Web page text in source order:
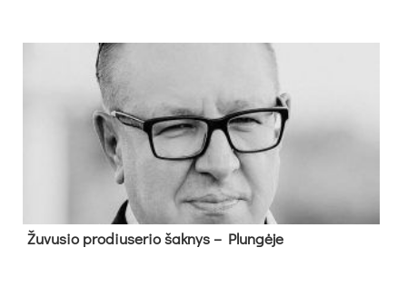
Žu­vu­sio pro­diu­se­rio šak­nys – Plun­gė­je